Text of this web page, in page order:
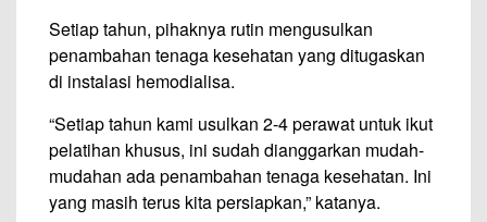
Setiap tahun, pihaknya rutin mengusulkan
penambahan tenaga kesehatan yang ditugaskan
di instalasi hemodialisa.
“Setiap tahun kami usulkan 2-4 perawat untuk ikut
pelatihan khusus, ini sudah dianggarkan mudah-
mudahan ada penambahan tenaga kesehatan. Ini
yang masih terus kita persiapkan,” katanya.